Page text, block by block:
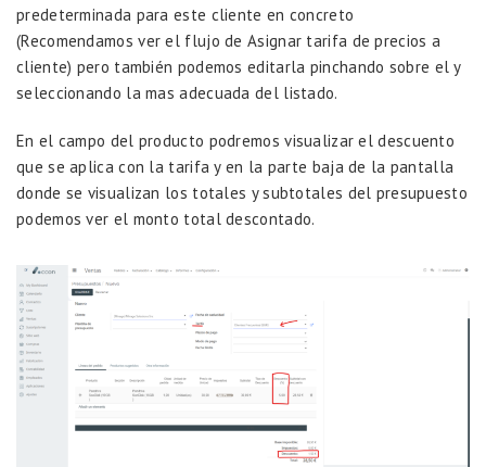
predeterminada para este cliente en concreto
(Recomendamos ver el flujo deAsignar tarifa de precios a
cliente) pero también podemos editarla pinchando sobre el y
seleccionando la mas adecuada del listado.
En el campo del producto podremos visualizar el descuento
que se aplica con la tarifa y en la parte baja de la pantalla
donde se visualizan los totales y subtotales del presupuesto
podemos ver el monto total descontado.